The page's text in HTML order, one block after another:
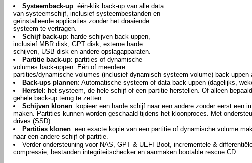
Systeemback-up: één-klik back-up van alle data
van systeemschijf, inclusief systeembestanden en
geïnstalleerde applicaties zonder het draaiende
systeem te vertragen.
Schijf back-up: harde schijven back-uppen,
inclusief MBR disk, GPT disk, externe harde
schijven, USB disk en andere opslagapparaten.
Partitie back-up: partities of dynamische
volumes back-uppen. Eén of meerdere
partities/dynamische volumes (inclusief dynamisch systeem volume) back-uppen
Back-ups plannen: Automatische systeem of data back-uppen (dagelijks,
Herstel : het systeem, de hele schijf of een partitie herstellen. Of alleen
gehele back-up terug te zetten.
Schijven klonen: kopieer een harde schijf naar een andere zonder eerst een
maken. Partities kunnen worden geschaald tijdens het kloonproces. Met
drives (SSD).
Partities klonen: een exacte kopie van een partitie of dynamische volume
naar een andere schijf of partitie.
Verder ondersteuning voor NAS, GPT & UEFI Boot, incrementele &
compressie, bestanden integriteitschecker en aanmaken bootable rescue CD.